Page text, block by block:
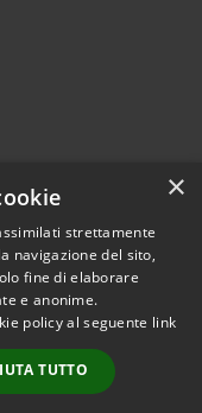
© 2026 • Comune di
al Lambro • Powered by
•Accesso
redazione
×
strettamente
navigazione del sito,
fine di elaborare
e anonime.
policy al seguente link
TUTTO